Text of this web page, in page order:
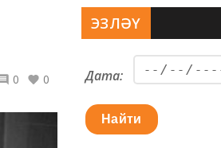
0 0
ЭЗЛӘҮ
Дата:
Найти